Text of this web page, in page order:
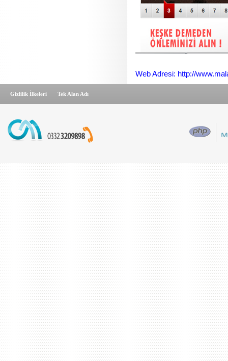
Web Adresi: http://
Gizlilik İlkeleri Tek Alan Adı